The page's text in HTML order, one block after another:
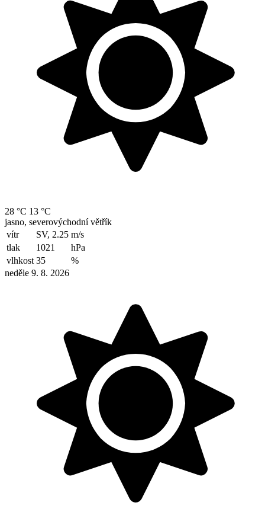
28 °C 13 °C
jasno, severovýchodní větřík
vítr
SV, 2.25 m/s
tlak
1021
hPa
vlhkost 35
%
neděle 9. 8. 2026